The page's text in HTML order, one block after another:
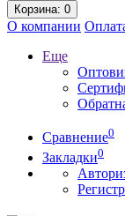
Корзина: 0
О компании
Еще
Сравнение0
Закладки0